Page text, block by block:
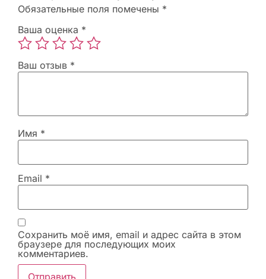
Обязательные поля помечены *
Ваша оценка *
Ваш отзыв *
Имя *
Email *
Сохранить моё имя, email и адрес сайта в этом
браузере для последующих моих
комментариев.